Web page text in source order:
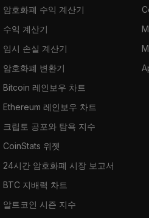
암호화폐 수익 계산기
수익 계산기
임시 손실 계산기
암호화폐 변환기
Bitcoin 레인보우 차트
Ethereum 레인보우 차트
크립토 공포와 탐욕 지수
CoinStats 위젯
24시간 암호화폐 시장 보고서
BTC 지배력 차트
알트코인 시즌 지수